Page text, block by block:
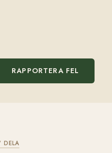
RAPPORTERA FEL
DELA